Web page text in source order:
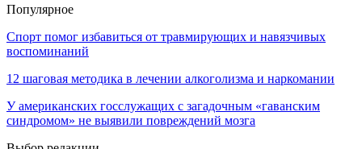
Популярное
Спорт помог избавиться от травмирующих и навязчивых
воспоминаний
12 шаговая методика в лечении алкоголизма и наркомании
У американских госслужащих с загадочным «гаванским
синдромом» не выявили повреждений мозга